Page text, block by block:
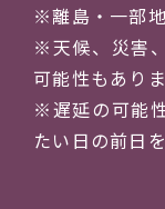
※離島・一部地
※天候、災害
可能性もありま
※遅延の可能
たい日の前日